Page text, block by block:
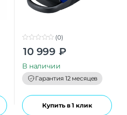
t
o
f
5
(0)
10 999 ₽
В наличии
Гарантия 12 месяцев
Купить в 1 клик